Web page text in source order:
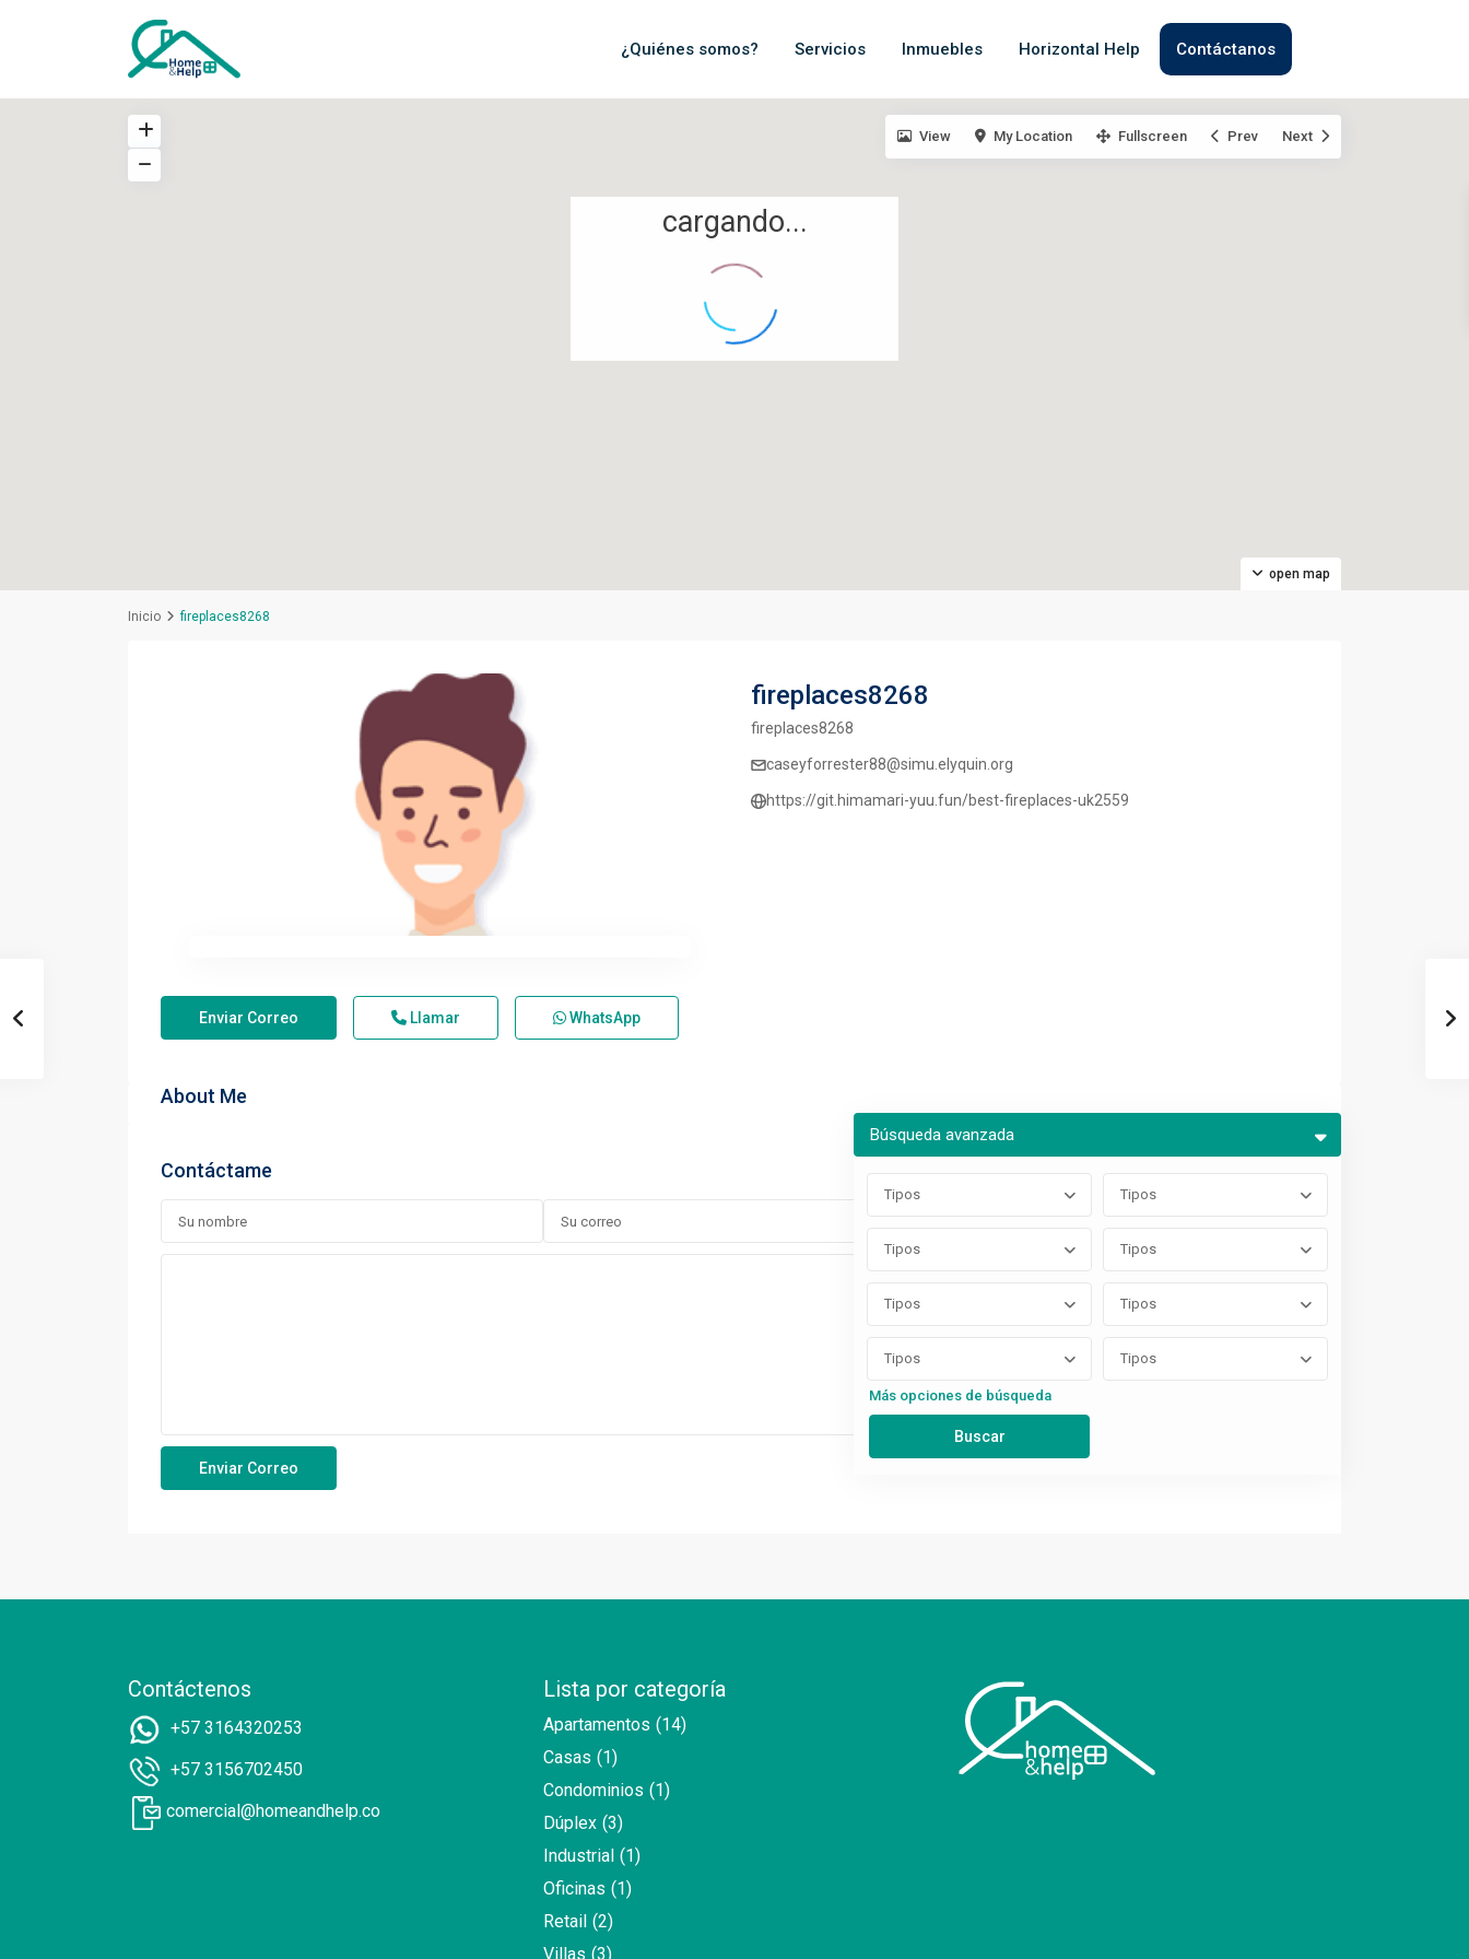
¿Quiénes somos? Servicios Inmuebles Horizontal Help Contáctanos
cargando...
open map
View My Location Fullscreen Prev Next
Búsqueda avanzada
Tipos Tipos
Tipos Tipos
Tipos Tipos
Tipos Tipos
Más opciones de búsqueda
Inicio fireplaces8268
fireplaces8268
fireplaces8268
caseyforrester88@simu.elyquin.org
https://git.himamari-yuu.fun/best-fireplaces-uk2559
Enviar Correo Llamar WhatsApp
About Me
Contáctame
Contáctenos
+57 3164320253
+57 3156702450
comercial@homeandhelp.co
Lista por categoría
Apartamentos (14)
Casas (1)
Condominios (1)
Dúplex (3)
Industrial (1)
Oficinas (1)
Retail (2)
Villas (3)